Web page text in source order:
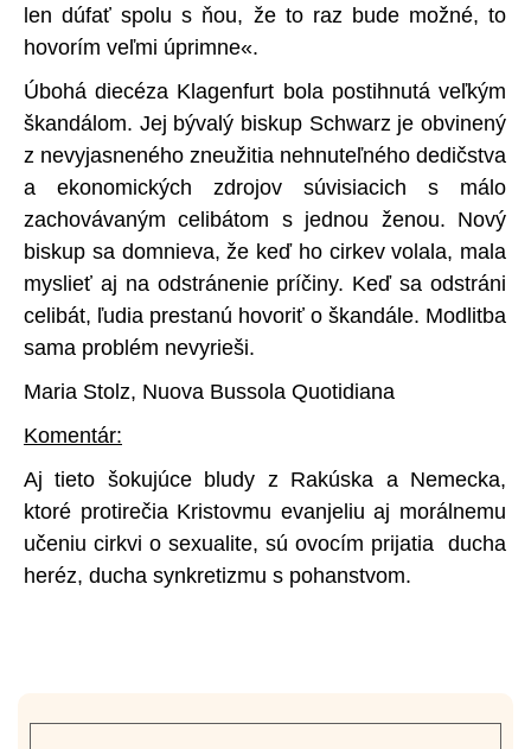
len dúfať spolu s ňou, že to raz bude možné, to
hovorím veľmi úprimne«.
Úbohá diecéza Klagenfurt bola postihnutá veľkým
škandálom. Jej bývalý biskup Schwarz je obvinený
z nevyjasneného zneužitia nehnuteľného dedičstva
a ekonomických zdrojov súvisiacich s málo
zachovávaným celibátom s jednou ženou. Nový
biskup sa domnieva, že keď ho cirkev volala, mala
myslieť aj na odstránenie príčiny. Keď sa odstráni
celibát, ľudia prestanú hovoriť o škandále. Modlitba
sama problém nevyrieši.
Maria Stolz, Nuova Bussola Quotidiana
Komentár:
Aj tieto šokujúce bludy z Rakúska a Nemecka,
ktoré protirečia Kristovmu evanjeliu aj morálnemu
učeniu cirkvi o sexualite, sú ovocím prijatia ducha
heréz, ducha synkretizmu s pohanstvom.